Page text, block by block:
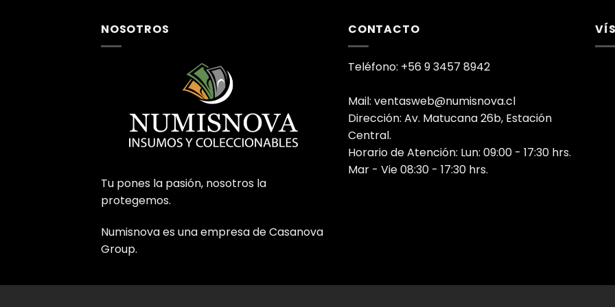
NOSOTROS
Tu pones la pasión, nosotros la
protegemos.
Numisnova es una empresa de Casanova
Group.
CONTACTO
Teléfono: +56 9 3457 8942
Mail: ventasweb@numisnova.cl
Dirección: Av. Matucana 26b, Estación
Central.
Horario de Atención: Lun: 09:00 - 17:30 hrs.
Mar - Vie 08:30 - 17:30 hrs.